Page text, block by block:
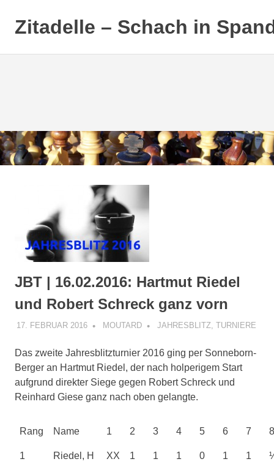
Zum
Inhalt
springen
Zitadelle – Schach in
JBT | 16.02.2016: Hartmut Riedel
und Robert Schreck ganz vorn
17. FEBRUAR 2016 MOUTARD JAHRESBLITZ TURNIERE
Das zweite Jahresblitzturnier 2016 ging per Sonneborn-
Berger an Hartmut Riedel, der nach holperigem Start
aufgrund direkter Siege gegen Robert Schreck und
Reinhard Giese ganz nach oben gelangte.
Rang Name 1 2 3 4 5 6 7 8
1 Riedel, H XX 1 1 1 0 1 1